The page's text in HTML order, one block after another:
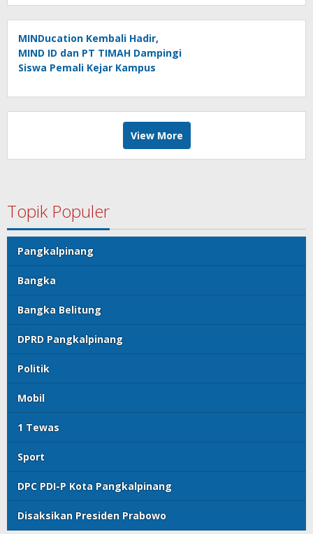
MINDucation Kembali Hadir,
MIND ID dan PT TIMAH Dampingi
Siswa Pemali Kejar Kampus
View More
Topik Populer
Pangkalpinang
Bangka
Bangka Belitung
DPRD Pangkalpinang
Politik
Mobil
1 Tewas
Sport
DPC PDI-P Kota Pangkalpinang
Disaksikan Presiden Prabowo